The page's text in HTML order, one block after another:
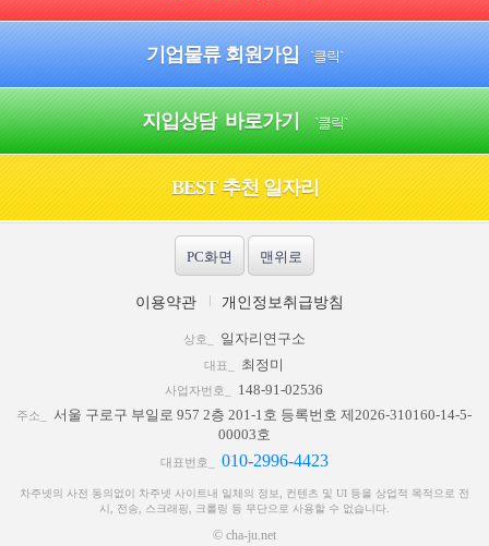
기업물류 회원가입 `클릭`
지입상담 바로가기 `클릭`
BEST 추천 일자리
PC화면 맨위로
이용약관 개인정보취급방침
상호_ 일자리연구소
대표_ 최정미
사업자번호_ 148-91-02536
주소_서울 구로구 부일로 957 2층 201-1호 등록번호 제2026-310160-14-5-
00003호
대표번호_ 010-2996-4423
차주넷의 사전 동의없이 차주넷 사이트내 일체의 정보, 컨텐츠 및 UI 등을 상업적 목적으로 전
시, 전송, 스크래핑, 크롤링 등 무단으로 사용할 수 없습니다.
© cha-ju.net